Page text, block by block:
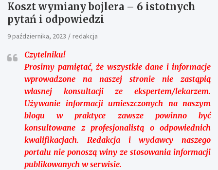
Koszt wymiany bojlera – 6 istotnych
pytań i odpowiedzi
9 października, 2023 redakcja
Czytelniku!
Prosimy pamiętać, że wszystkie dane i informacje
wprowadzone na naszej stronie nie zastąpią
własnej konsultacji ze ekspertem/lekarzem.
Używanie informacji umieszczonych na naszym
blogu w praktyce zawsze powinno być
konsultowane z profesjonalistą o odpowiednich
kwalifikacjach. Redakcja i wydawcy naszego
portalu nie ponoszą winy ze stosowania informacji
publikowanych w serwisie.